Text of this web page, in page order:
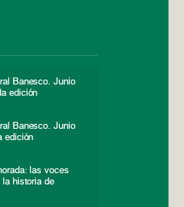
Banesco. Junio
edición
Banesco. Junio
edición
las voces
la historia de